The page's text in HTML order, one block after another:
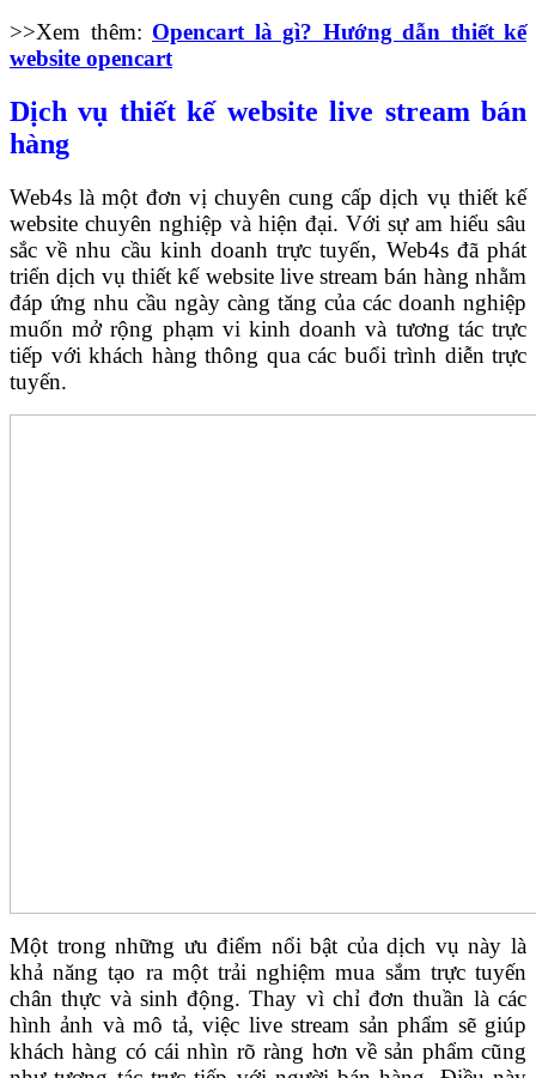
>>Xem thêm: Opencart là gì? Hướng dẫn thiết kế
website opencart
Dịch vụ thiết kế website live stream bán
hàng
Web4s là một đơn vị chuyên cung cấp dịch vụ thiết kế
website chuyên nghiệp và hiện đại. Với sự am hiểu sâu
sắc về nhu cầu kinh doanh trực tuyến, Web4s đã phát
triển dịch vụ thiết kế website live stream bán hàng nhằm
đáp ứng nhu cầu ngày càng tăng của các doanh nghiệp
muốn mở rộng phạm vi kinh doanh và tương tác trực
tiếp với khách hàng thông qua các buổi trình diễn trực
tuyến.
Một trong những ưu điểm nổi bật của dịch vụ này là
khả năng tạo ra một trải nghiệm mua sắm trực tuyến
chân thực và sinh động. Thay vì chỉ đơn thuần là các
hình ảnh và mô tả, việc live stream sản phẩm sẽ giúp
khách hàng có cái nhìn rõ ràng hơn về sản phẩm cũng